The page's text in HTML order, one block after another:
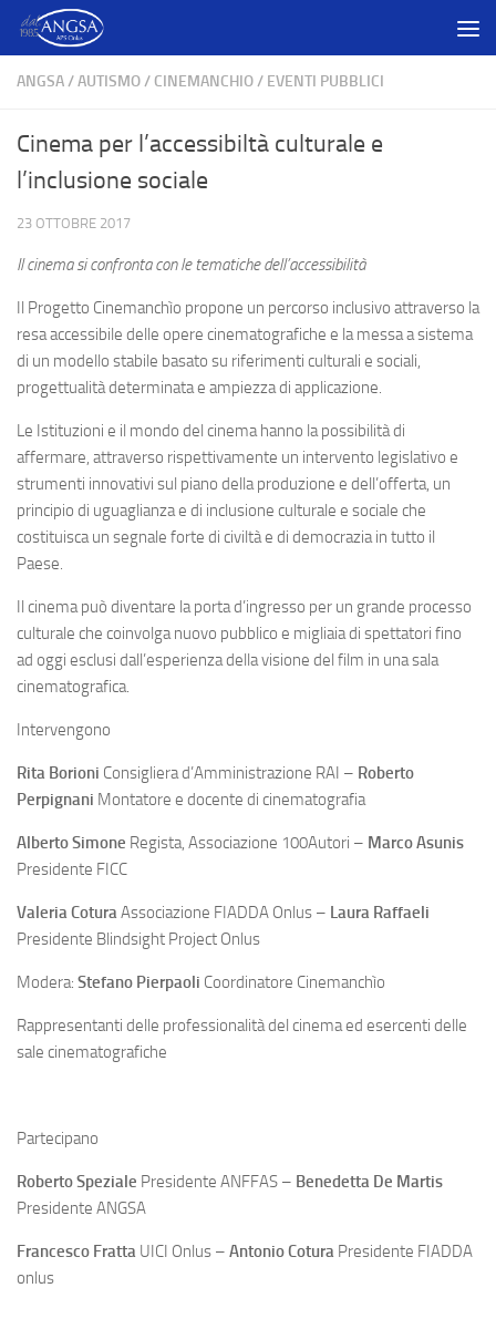
Salta al contenuto
ANGSA/AUTISMO/ CINEMANCHIO/ EVENTI PUBBLICI
Cinema per l’accessibiltà culturale e
l’inclusione sociale
23 OTTOBRE 2017
Il cinema si confronta con le tematiche dell’accessibilità
Il Progetto Cinemanchìo propone un percorso inclusivo attraverso la
resa accessibile delle opere cinematografiche e la messa a sistema
di un modello stabile basato su riferimenti culturali e sociali,
progettualità determinata e ampiezza di applicazione.
Le Istituzioni e il mondo del cinema hanno la possibilità di
affermare, attraverso rispettivamente un intervento legislativo e
strumenti innovativi sul piano della produzione e dell’offerta, un
principio di uguaglianza e di inclusione culturale e sociale che
costituisca un segnale forte di civiltà e di democrazia in tutto il
Paese.
Il cinema può diventare la porta d’ingresso per un grande processo
culturale che coinvolga nuovo pubblico e migliaia di spettatori fino
ad oggi esclusi dall’esperienza della visione del film in una sala
cinematografica.
Intervengono
Rita Borioni Consigliera d’Amministrazione RAI – Roberto
Perpignani Montatore e docente di cinematografia
Alberto Simone Regista, Associazione 100Autori – Marco Asunis
Presidente FICC
Valeria CoturaAssociazione FIADDA Onlus – Laura Raffaeli
Presidente Blindsight Project Onlus
Modera: Stefano Pierpaoli Coordinatore Cinemanchìo
Rappresentanti delle professionalità del cinema ed esercenti delle
sale cinematografiche
Partecipano
Roberto Speziale Presidente ANFFAS – Benedetta De Martis
Presidente ANGSA
Francesco Fratta UICI Onlus – Antonio Cotura Presidente FIADDA
onlus